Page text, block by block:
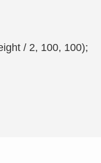
/ 2, 100, 100);